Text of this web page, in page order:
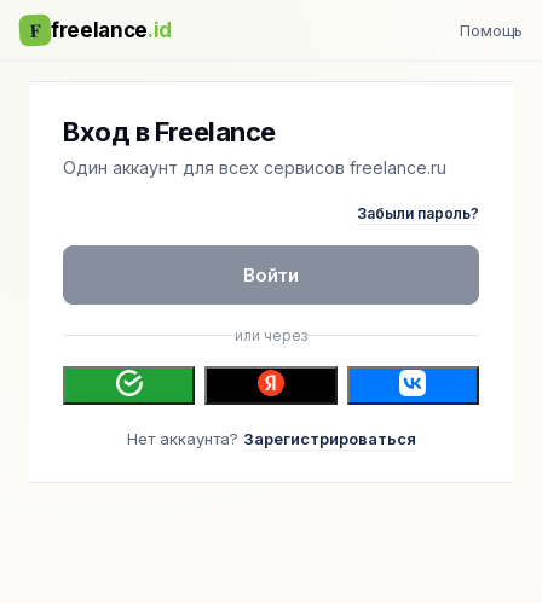
F freelance.id Помощь
Вход в Freelance
Один аккаунт для всех сервисов freelance.ru
Забыли пароль?
Войти
или через
Нет аккаунта? Зарегистрироваться